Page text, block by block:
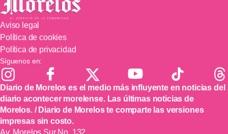
Aviso legal
Política de cookies
Política de privacidad
Síguenos en:
Diario de Morelos es el medio más influyente en noticias del
diario acontecer morelense. Las últimas noticias de
Morelos. / Diario de Morelos te comparte las versiones
impresas sin costo.
Av. Morelos Sur No. 132